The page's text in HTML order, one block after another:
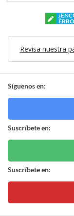
Revisa nuestra
Síguenos en:
Suscríbete en:
Suscríbete en: